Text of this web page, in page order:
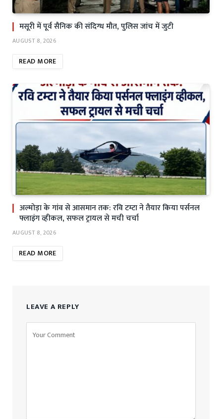
मसूरी में पूर्व सैनिक की संदिग्ध मौत, पुलिस जांच में जुटी
AUGUST 8, 2026
READ MORE
अल्मोड़ा के गांव से आसमान तक: रवि टम्टा ने तैयार किया पर्सनल
फ्लाइंग व्हीकल, सफल ट्रायल से मची चर्चा
AUGUST 8, 2026
READ MORE
LEAVE A REPLY